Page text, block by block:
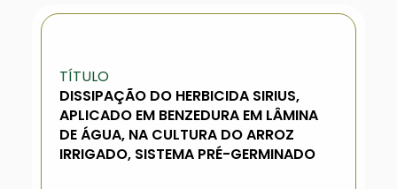
TÍTULO
DISSIPAÇÃO DO HERBICIDA SIRIUS,
APLICADO EM BENZEDURA EM LÂMINA
DE ÁGUA, NA CULTURA DO ARROZ
IRRIGADO, SISTEMA PRÉ-GERMINADO